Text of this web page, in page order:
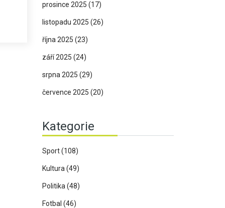
prosince 2025 (17)
listopadu 2025 (26)
října 2025 (23)
září 2025 (24)
srpna 2025 (29)
července 2025 (20)
Kategorie
Sport(108)
Kultura (49)
Politika (48)
Fotbal (46)